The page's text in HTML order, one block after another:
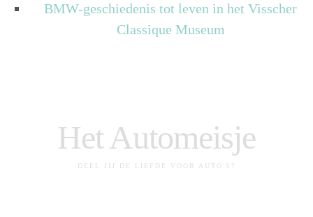
BMW-geschiedenis tot leven in het Visscher
Classique Museum
Het Automeisje
DEEL JIJ DE LIEFDE VOOR AUTO'S?